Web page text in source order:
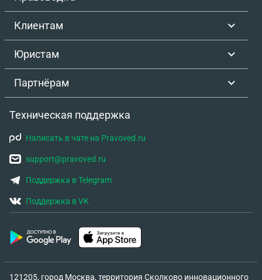
Клиентам
Юристам
Партнёрам
Техническая поддержка
Написать в чате на Pravoved.ru
support@pravoved.ru
Поддержка в Telegram
Поддержка в VK
121205, город Москва, территория Сколково инновационного